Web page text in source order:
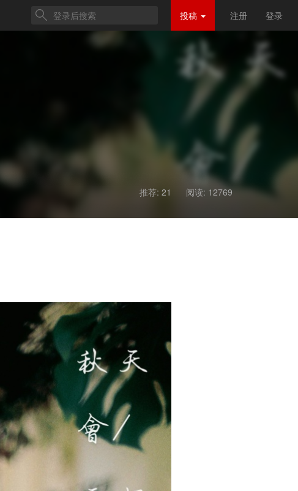
投稿 注册 登录
推荐: 21 阅读: 12769